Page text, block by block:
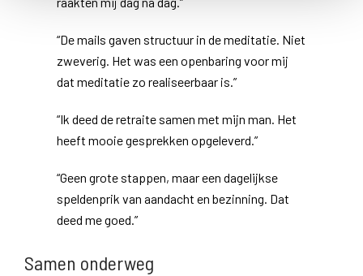
“De mails gaven structuur in de meditatie. Niet
zweverig. Het was een openbaring voor mij
dat meditatie zo realiseerbaar is.”
“Ik deed de retraite samen met mijn man. Het
heeft mooie gesprekken opgeleverd.”
“Geen grote stappen, maar een dagelijkse
speldenprik van aandacht en bezinning. Dat
deed me goed.”
Samen onderweg